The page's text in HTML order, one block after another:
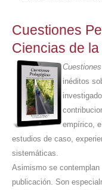
Cuestiones
Ciencias de
inéditos
empírico,
estudios de caso,
sistemáticas.
Asimismo se
publicación. Son